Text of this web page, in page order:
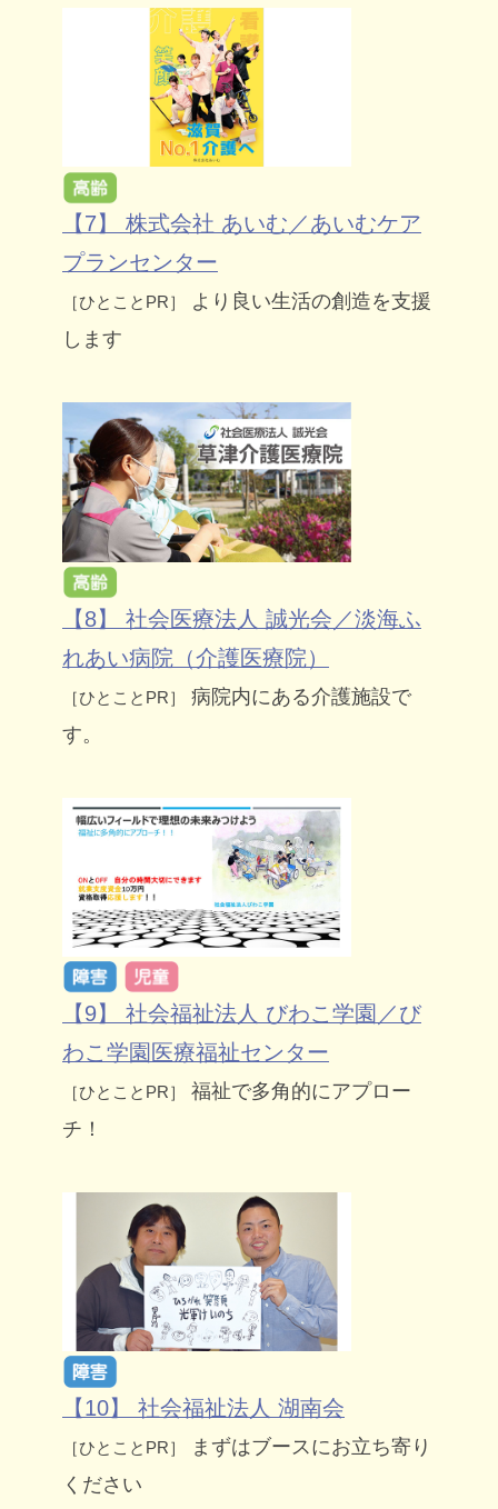
【7】 株式会社 あいむ／あいむケア
プランセンター
［ひとことPR］
より良い生活の創造を支援
します
【8】 社会医療法人 誠光会／淡海ふ
れあい病院（介護医療院）
［ひとことPR］
病院内にある介護施設で
す。
【9】 社会福祉法人 びわこ学園／び
わこ学園医療福祉センター
［ひとことPR］
福祉で多角的にアプロー
チ！
【10】 社会福祉法人 湖南会
［ひとことPR］
まずはブースにお立ち寄り
ください